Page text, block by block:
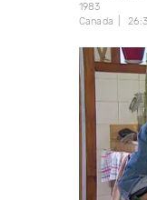
1983
Canada